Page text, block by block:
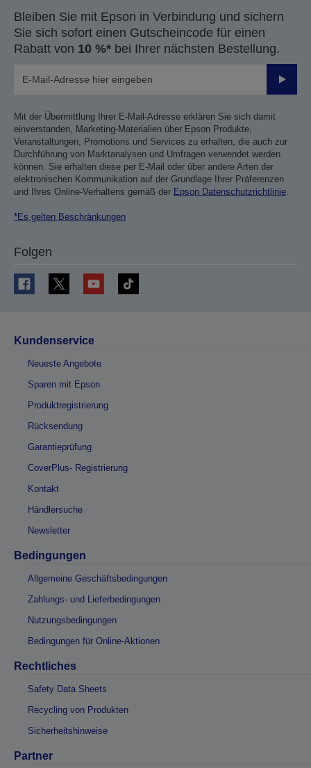
Bleiben Sie mit Epson in Verbindung und sichern
Sie sich sofort einen Gutscheincode für einen
Rabatt von 10 %* bei Ihrer nächsten Bestellung.
Mit der Übermittlung Ihrer E-Mail-Adresse erklären Sie sich damit
einverstanden, Marketing-Materialien über Epson Produkte,
Veranstaltungen, Promotions und Services zu erhalten, die auch zur
Durchführung von Marktanalysen und Umfragen verwendet werden
können. Sie erhalten diese per E-Mail oder über andere Arten der
elektronischen Kommunikation auf der Grundlage Ihrer Präferenzen
und Ihres Online-Verhaltens gemäß der Epson Datenschutzrichtlinie.
*Es gelten Beschränkungen
Folgen
Kundenservice
Neueste Angebote
Sparen mit Epson
Produktregistrierung
Rücksendung
Garantieprüfung
CoverPlus- Registrierung
Kontakt
Händlersuche
Newsletter
Bedingungen
Allgemeine Geschäftsbedingungen
Zahlungs- und Lieferbedingungen
Nutzungsbedingungen
Bedingungen für Online-Aktionen
Rechtliches
Safety Data Sheets
Recycling von Produkten
Sicherheitshinweise
Partner